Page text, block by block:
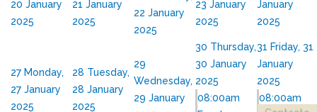
20 January
2025
21 January
2025
22 January
2025
23 January
2025
January
2025
27 Monday,
27 January
2025
28 Tuesday,
28 January
2025
29
Wednesday,
29 January
30 Thursday,
30 January
2025
08:00am
31 Friday, 31
January
2025
08:00am